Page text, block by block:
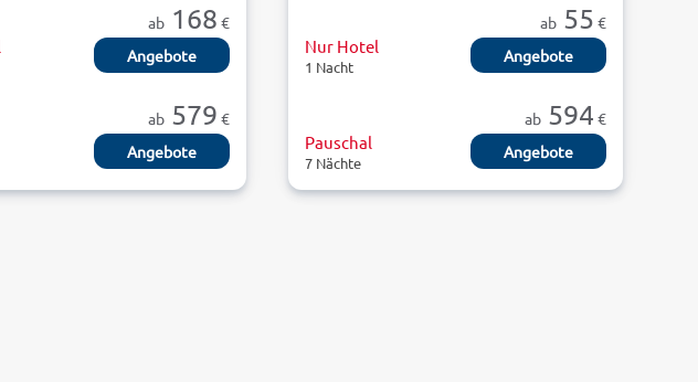
ab168 €
Angebote
ab579 €
Angebote
ab 55 €
Nur Hotel
1 Nacht
Angebote
ab 594 €
Pauschal
7 Nächte
Angebote